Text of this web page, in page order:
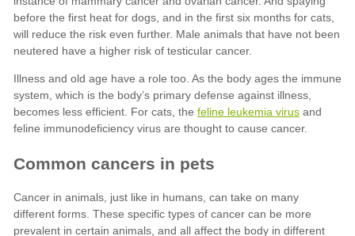
feline leukemia virus